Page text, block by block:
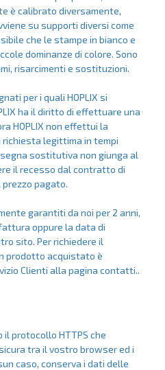
è calibrato diversamente,
su supporti diversi come
che le stampe in bianco e
dominanze di colore. Sono
risarcimenti e sostituzioni.
per i quali HOPLIX si
ha il diritto di effettuare una
HOPLIX non effettui la
legittima in tempi
sostitutiva non giunga al
il recesso dal contratto di
pagato.
garantiti da noi per 2 anni,
oppure la data di
sito. Per richiedere il
prodotto acquistato è
Clienti alla pagina contatti..
protocollo HTTPS che
tra il vostro browser ed i
caso, conserva i dati delle